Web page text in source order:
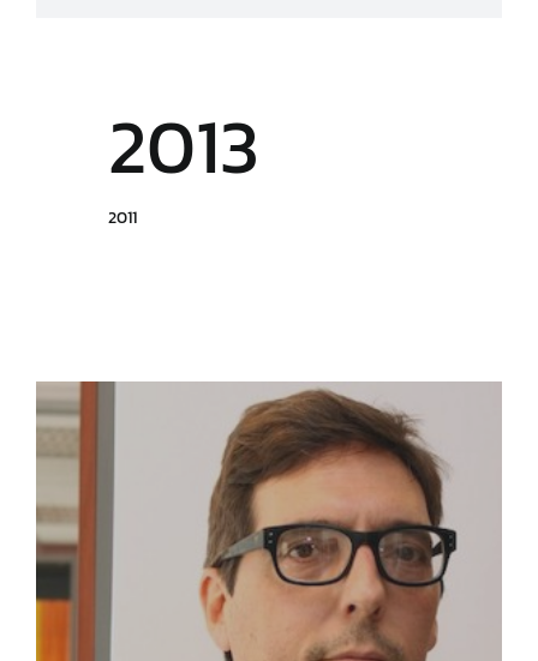
2013
2011